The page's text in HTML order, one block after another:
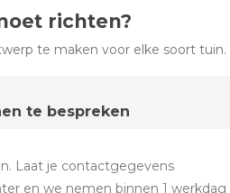
richten?
te maken voor elke soort tuin.
te bespreken